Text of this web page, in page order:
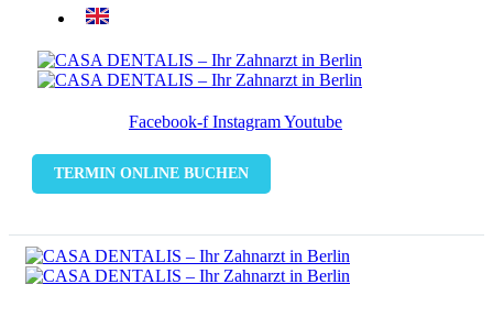
Facebook-f InstagramYoutube
TERMIN ONLINE BUCHEN